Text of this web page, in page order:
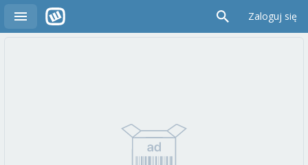
Zaloguj się